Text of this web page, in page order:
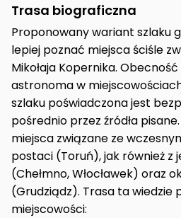
Trasa biograficzna
Proponowany wariant szlaku
lepiej poznać miejsca ściśle
Mikołaja Kopernika. Obecność
astronoma w
szlaku poświadczona jest
pośrednio przez źródła
miejsca związane ze
postaci (Toruń), jak również z
(Chełmno, Włocławek) oraz
(Grudziądz). Trasa ta wiedzie
miejscowości: